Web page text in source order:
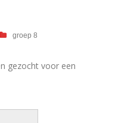
groep 8
gezocht voor een